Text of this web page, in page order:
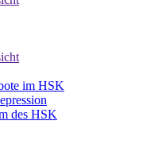
im HSK
des HSK